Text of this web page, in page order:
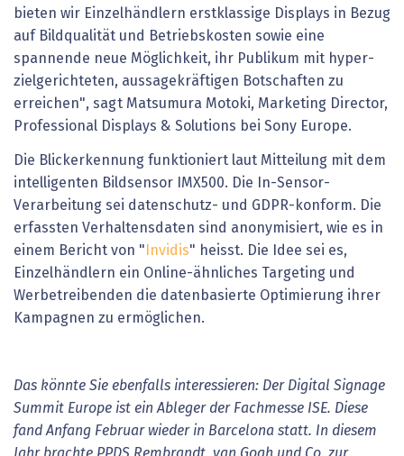
bieten wir Einzelhändlern erstklassige Displays in Bezug
auf Bildqualität und Betriebskosten sowie eine
spannende neue Möglichkeit, ihr Publikum mit hyper-
zielgerichteten, aussagekräftigen Botschaften zu
erreichen", sagt Matsumura Motoki, Marketing Director,
Professional Displays & Solutions bei Sony Europe. ​
Die Blickerkennung funktioniert laut Mitteilung mit dem
intelligenten Bildsensor IMX500. Die In-Sensor-
Verarbeitung sei datenschutz- und GDPR-konform. Die
erfassten Verhaltensdaten sind anonymisiert, wie es in
einem Bericht von " Invidis" heisst. Die Idee sei es,
Einzelhändlern ein Online-ähnliches Targeting und
Werbetreibenden die datenbasierte Optimierung ihrer
Kampagnen zu ermöglichen.
Das könnte Sie ebenfalls interessieren: Der Digital Signage
Summit Europe ist ein Ableger der Fachmesse ISE. Diese
fand Anfang Februar wieder in Barcelona statt. In diesem
Jahr brachte PPDS Rembrandt, van Gogh und Co. zur